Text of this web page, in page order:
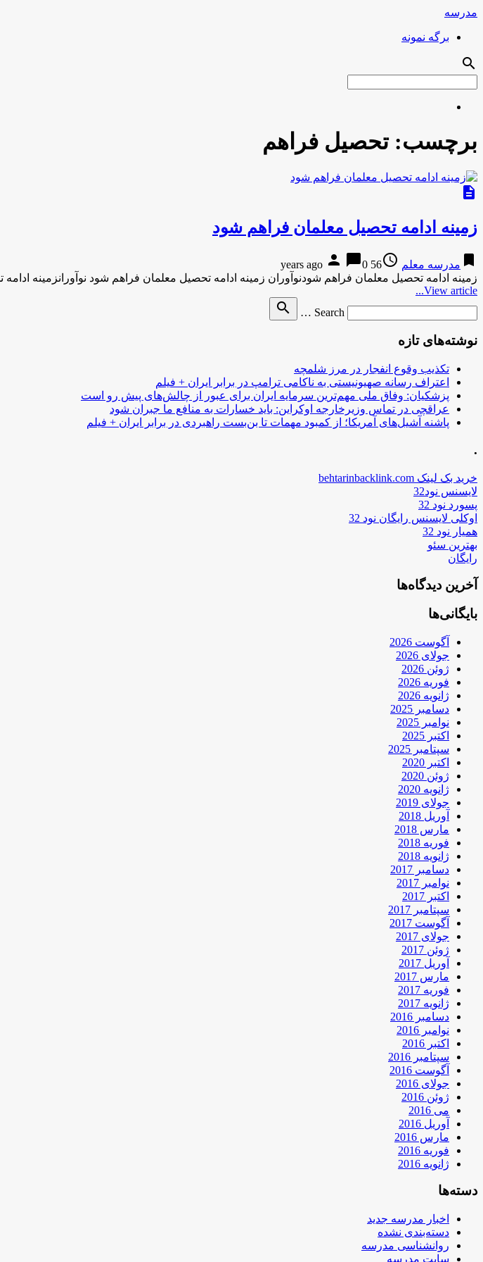
مدرسه
برگه نمونه
search
برچسب:تحصیل فراهم
description
زمینه ادامه تحصیل معلمان فراهم شود
bookmark مدرسه معلم access_time
56 years ago
person chat_bubble0
زمینه ادامه تحصیل معلمان فراهم شودنوآوران زمینه ادامه تحصیل معلمان فراهم شود نوآورانزمینه
View article...
Search …
search
نوشته‌های تازه
تکذیب وقوع انفجار در مرز شلمچه
اعتراف رسانه صهیونیستی به ناکامی ترامپ در برابر ایران + فیلم
پزشکیان: وفاق ملی مهم‌ترین سرمایه ایران برای عبور از چالش‌های پیش رو است
عراقچی در تماس وزیرخارجه اوکراین: باید خسارات به منافع ما جبران شود
پاشنه آشیل‌های آمریکا؛ از کمبود مهمات تا بن‌بست راهبردی در برابر ایران + فیلم
.
خرید بک لینک behtarinbacklink.com
لایسنس نود32
پسورد نود 32
اوکلی لایسنس رایگان نود 32
همیار نود 32
بهترین سئو
رایگان
آخرین دیدگاه‌ها
بایگانی‌ها
آگوست 2026
جولای 2026
ژوئن 2026
فوریه 2026
ژانویه 2026
دسامبر 2025
نوامبر 2025
اکتبر 2025
سپتامبر 2025
اکتبر 2020
ژوئن 2020
ژانویه 2020
جولای 2019
آوریل 2018
مارس 2018
فوریه 2018
ژانویه 2018
دسامبر 2017
نوامبر 2017
اکتبر 2017
سپتامبر 2017
آگوست 2017
جولای 2017
ژوئن 2017
آوریل 2017
مارس 2017
فوریه 2017
ژانویه 2017
دسامبر 2016
نوامبر 2016
اکتبر 2016
سپتامبر 2016
آگوست 2016
جولای 2016
ژوئن 2016
می 2016
آوریل 2016
مارس 2016
فوریه 2016
ژانویه 2016
دسته‌ها
اخبار مدرسه جدید
دسته‌بندی نشده
روانشناسی مدرسه
سایت مدرسه